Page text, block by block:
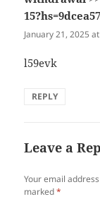
January 21, 2025
l59evk
REPLY
Leave a
Your email
marked*